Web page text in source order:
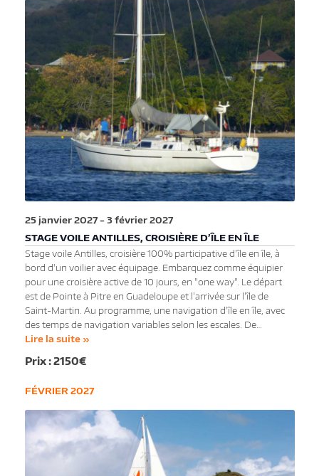
STAGE VOILE ANTILLES, CROISIÈRE D’ÎLE EN ÎLE
25 janvier 2027-3 février 2027
Stage voile Antilles, croisière 100% participative d'île en île, à
bord d'un voilier avec équipage. Embarquez comme équipier
pour une croisière active de 10 jours, en "one way". Le départ
est de Pointe à Pitre en Guadeloupe et l'arrivée sur l'île de
Saint-Martin. Au programme, une navigation d'île en île, avec
des temps de navigation variables selon les escales. De…
Lire la suite »
2150€
FÉVRIER 2027